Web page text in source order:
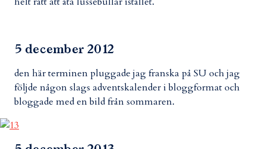
5 december 2012
den här terminen pluggade jag franska på SU och jag
följde någon slags adventskalender i bloggformat och
bloggade med en bild från sommaren.